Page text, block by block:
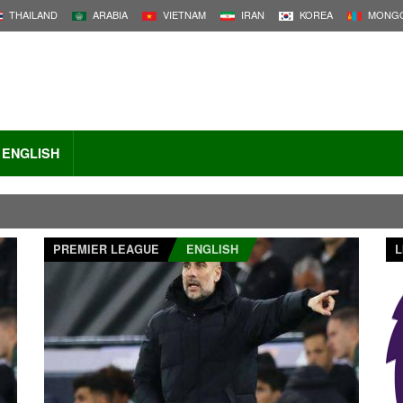
THAILAND ARABIA VIETNAM IRAN KOREA
ENGLISH
PREMIER LEAGUE ENGLISH